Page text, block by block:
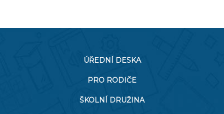
ÚŘEDNÍ DESKA
PRO RODIČE
ŠKOLNÍ DRUŽINA